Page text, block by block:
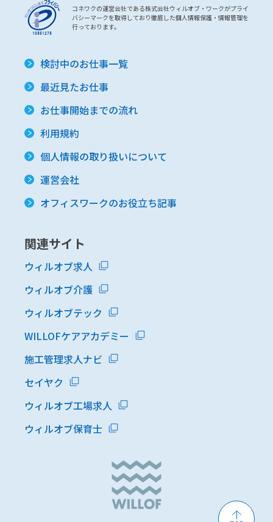
コネワクの運営会社である株式会社ウィルオブ・ワークがプライ
バシーマークを取得しており徹底した個人情報保護・情報管理を
行っております。
検討中のお仕事一覧
最近見たお仕事
お仕事開始までの流れ
利用規約
個人情報の取り扱いについて
運営会社
オフィスワークのお役立ち記事
関連サイト
ウィルオブ求人
ウィルオブ介護
ウィルオブテック
WILLOFケアアカデミー
施工管理求人ナビ
セイヤク
ウィルオブ工場求人
ウィルオブ保育士